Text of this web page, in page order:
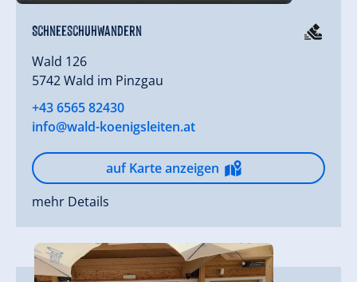
Schneeschuhwandern
Wald 126
5742 Wald im Pinzgau
+43 6565 82430
info@wald-koenigsleiten.at
auf Karte anzeigen
mehr Details